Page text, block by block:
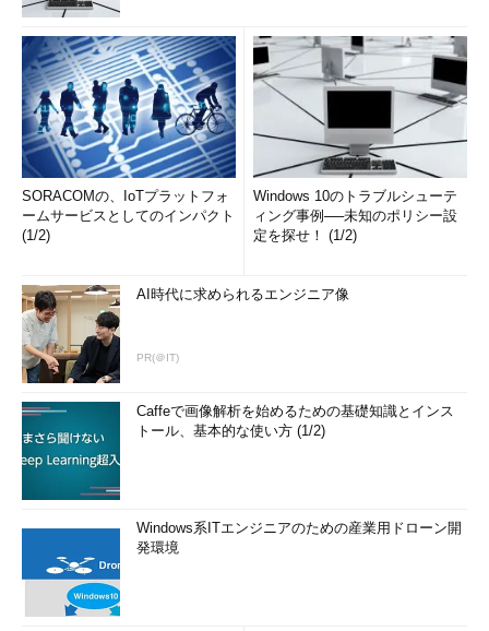
SORACOMの、IoTプラットフォ
ームサービスとしてのインパクト
(1/2)
Windows 10のトラブルシューテ
ィング事例──未知のポリシー設
定を探せ！ (1/2)
AI時代に求められるエンジニア像
PR(＠IT)
Caffeで画像解析を始めるための基礎知識とインス
トール、基本的な使い方 (1/2)
Windows系ITエンジニアのための産業用ドローン開
発環境